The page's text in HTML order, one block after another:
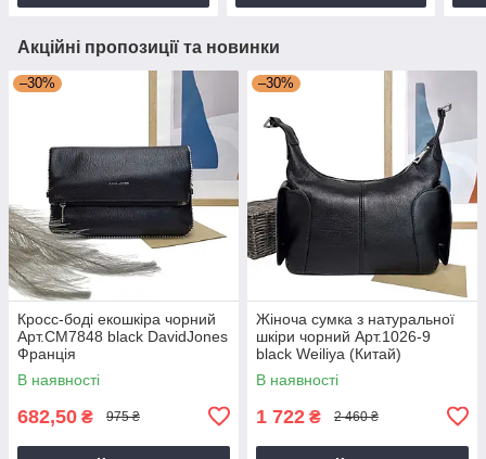
Акційні пропозиції та новинки
–30%
Кросс-боді екошкіра чорний
Арт.CM7848 black DavidJones
Франція
В наявності
682,50 ₴ 975 ₴
–30%
Жіноча сумка з натуральної
шкіри чорний Арт.1026-9
black Weiliya (Китай)
В наявності
1 722 ₴ 2 460 ₴